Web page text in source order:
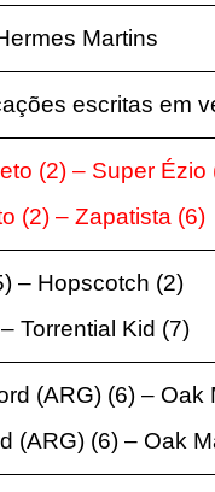
Martins
escritas em
(2) – Super Ézio
(2) – Zapatista (6)
– Hopscotch (2)
Torrential Kid (7)
(ARG) (6) – Oak
(ARG) (6) – Oak